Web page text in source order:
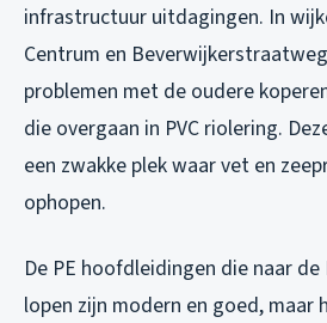
infrastructuur uitdagingen. In
Centrum en
problemen met de oudere
die overgaan in PVC riolering.
een zwakke plek waar vet en
ophopen.
De PE hoofdleidingen die naar de
lopen zijn modern en goed, maar